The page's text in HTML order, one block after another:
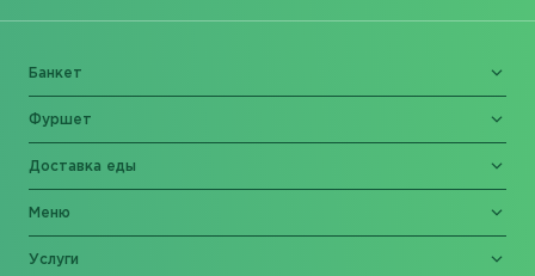
Банкет
Фуршет
Доставка еды
Меню
Услуги